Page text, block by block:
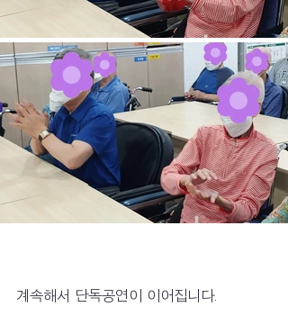
계속해서 단독공연이 이어집니다.